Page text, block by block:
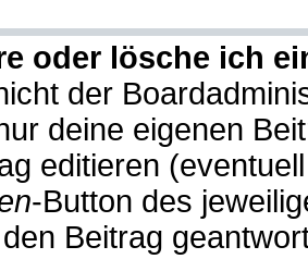
oder lösche ich
der
deine eigenen
editieren
-Button des
Beitrag